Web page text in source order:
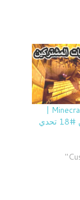
Minecraft Custom Map |
مابات المشتركين #18 تحدي